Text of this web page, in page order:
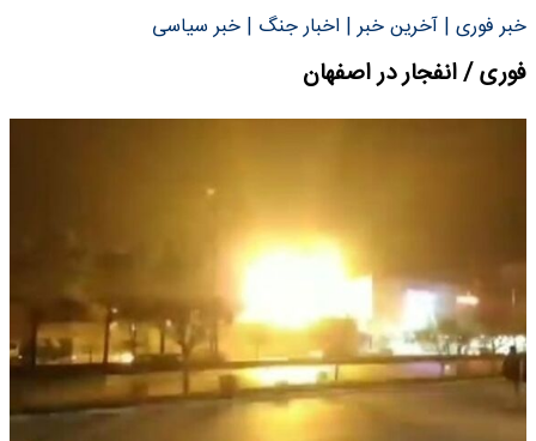
خبر فوری | آخرین خبر | اخبار جنگ | خبر سیاسی
فوری / انفجار در اصفهان